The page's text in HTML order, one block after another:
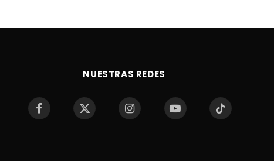
NUESTRAS REDES
Facebook X
InstagramYouTube TikTok